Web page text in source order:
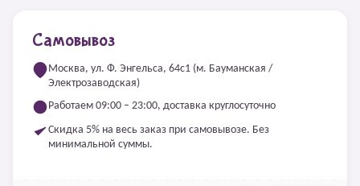
Самовывоз
Москва, ул. Ф. Энгельса, 64с1 (м. Бауманская /
Электрозаводская)
Работаем 09:00 – 23:00, доставка круглосуточно
Скидка 5% на весь заказ при самовывозе. Без
минимальной суммы.